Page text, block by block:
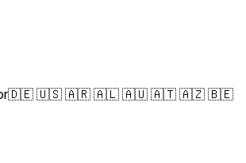
🇩🇪 🇺🇸 🇦🇷 🇦🇱 🇦🇺 🇦🇹 🇦🇿 🇧🇪